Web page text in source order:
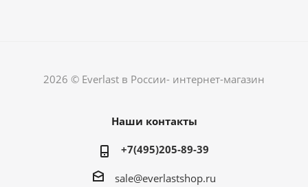
2026 © Everlast в России- интернет-магазин
Наши контакты
+7(495)205-89-39
sale@everlastshop.ru